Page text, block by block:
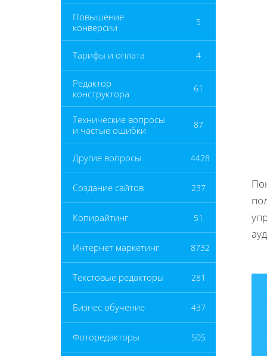
Повышение
конверсии
5
Тарифы и оплата 4
Редактор
конструктора
61
Технические вопросы
и частые ошибки
87
Другие вопросы 4428
Создание сайтов 237
Копирайтинг 51
Интернет маркетинг 8732
Текстовые редакторы 281
Бизнес обучение 437
Фоторедакторы 505